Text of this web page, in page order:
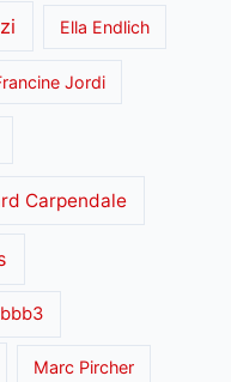
Ella Endlich
Jordi
Carpendale
Marc Pircher